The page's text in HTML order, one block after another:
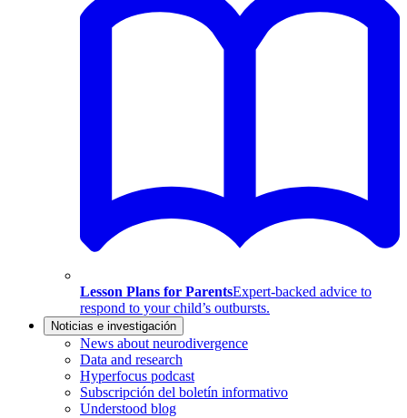
Lesson Plans for ParentsExpert-backed advice to
respond to your child’s outbursts.
Noticias e investigación
News about neurodivergence
Data and research
Hyperfocus podcast
Subscripción del boletín informativo
Understood blog